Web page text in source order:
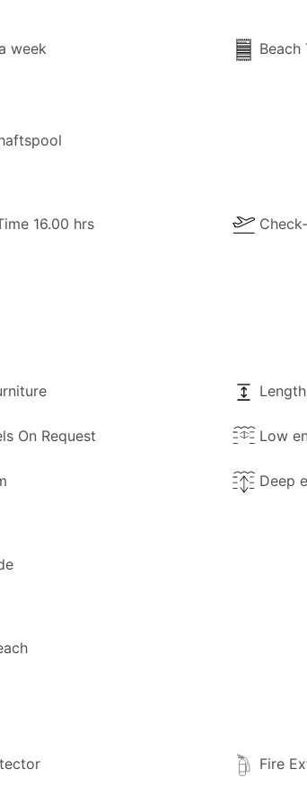
x1 a week
16.00 hrs
On Request Low
Deep
Fire